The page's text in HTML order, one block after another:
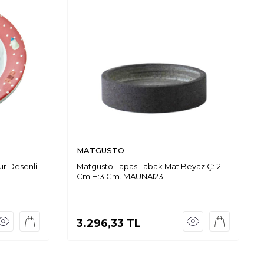
Desenli
MATGUSTO
Matgusto Tapas Tabak Mat Beyaz Ç:12
Cm.H:3 Cm. MAUNA123
3.296,33 TL